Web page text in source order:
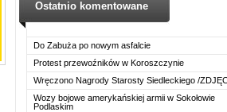
Ostatnio komentowane
Do Zabuża po nowym asfalcie
Protest przewoźników w Koroszczynie
Wręczono Nagrody Starosty Siedleckiego /
Wozy bojowe amerykańskiej armii w Sokołowie
Podlaskim